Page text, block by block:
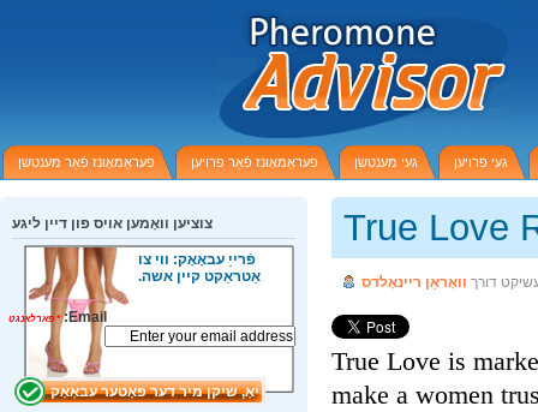
פעראַמאָונז פֿאַר מענטשן פעראַמאָונז פֿאַר פרויען געי מענטשן געי פרויען
True Love
דורךוואָראַן ריינאָלדס
True Love is
make a women
צוציען וואָמען אויס פון דיין ליגע
פֿרייַ עבאָאָק: ווי צו
אַטראַקט קיין אשה.
Email:
* פארלאנגט